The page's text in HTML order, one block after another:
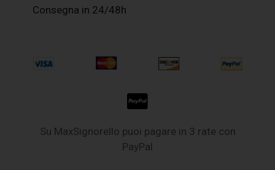
Consegna in 24/48h
Su MaxSignorello puoi pagare in 3 rate con
PayPal